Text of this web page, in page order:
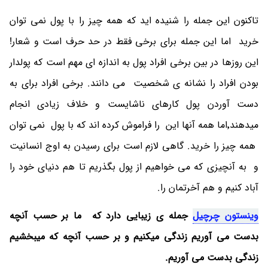
تاکنون این جمله را شنیده اید که همه چیز را با پول نمی توان
خرید اما این جمله برای برخی فقط در حد حرف است و شعار!
این روزها در بین برخی افراد پول به اندازه ای مهم است که پولدار
بودن افراد را نشانه ی شخصیت می دانند. برخی افراد برای به
دست آوردن پول کارهای ناشایست و خلاف زیادی انجام
میدهند٬اما همه آنها این را فراموش کرده اند که با پول نمی توان
همه چیز را خرید. گاهی لازم است برای رسیدن به اوج انسانیت
و به آنچیزی که می خواهیم از پول بگذریم تا هم دنیای خود را
آباد کنیم و هم آخرتمان را.
وینستون چرچیلجمله ی زیبایی دارد که ما بر حسب آنچه
بدست می آوریم زندگی میکنیم و بر حسب آنچه که میبخشیم
زندگی بدست می آوریم.